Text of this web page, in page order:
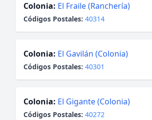
Colonia: El Fraile (Ranchería)
Códigos Postales: 40314
Colonia: El Gavilán (Colonia)
Códigos Postales: 40301
Colonia: El Gigante (Colonia)
Códigos Postales: 40272